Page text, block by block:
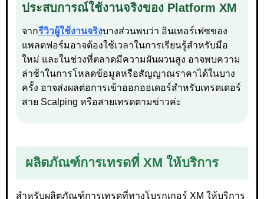
ประสบการณ์ใช้งานจริงของ Platform XM
จากรีวิวผู้ใช้งานจริงบางส่วนพบว่า อินเทอร์เฟซของ
แพลตฟอร์มอาจต้องใช้เวลาในการเรียนรู้สำหรับมือ
ใหม่ และในช่วงที่ตลาดมีความผันผวนสูง อาจพบความ
ล่าช้าในการโหลดข้อมูลหรือสัญญาณราคาได้ในบาง
ครั้ง อาจส่งผลต่อการเข้าออกออเดอร์สำหรับเทรดเดอร์
สาย Scalping หรือสายเทรดตามข่าวค่ะ
ผลิตภัณฑ์การเทรดที่ XM ให้บริการ
สำหรับผลิตภัณฑ์การเทรดที่ทางโบรกเกอร์ XM ให้บริการ